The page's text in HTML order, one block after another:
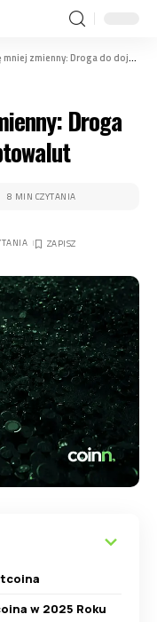
Droga do dojrzałości rynku kryptowalut
Droga
8 MIN CZYTANIA
w 2025 Roku